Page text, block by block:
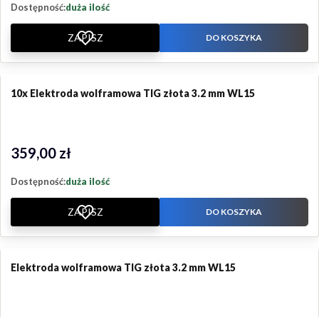
Dostępność:duża ilość
ZAPISZ DO KOSZYKA
10x Elektroda wolframowa TIG złota 3.2 mm WL15
Cena
359,00 zł
Dostępność:duża ilość
ZAPISZ DO KOSZYKA
Elektroda wolframowa TIG złota 3.2 mm WL15